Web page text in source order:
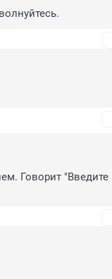
Говорит "Введите